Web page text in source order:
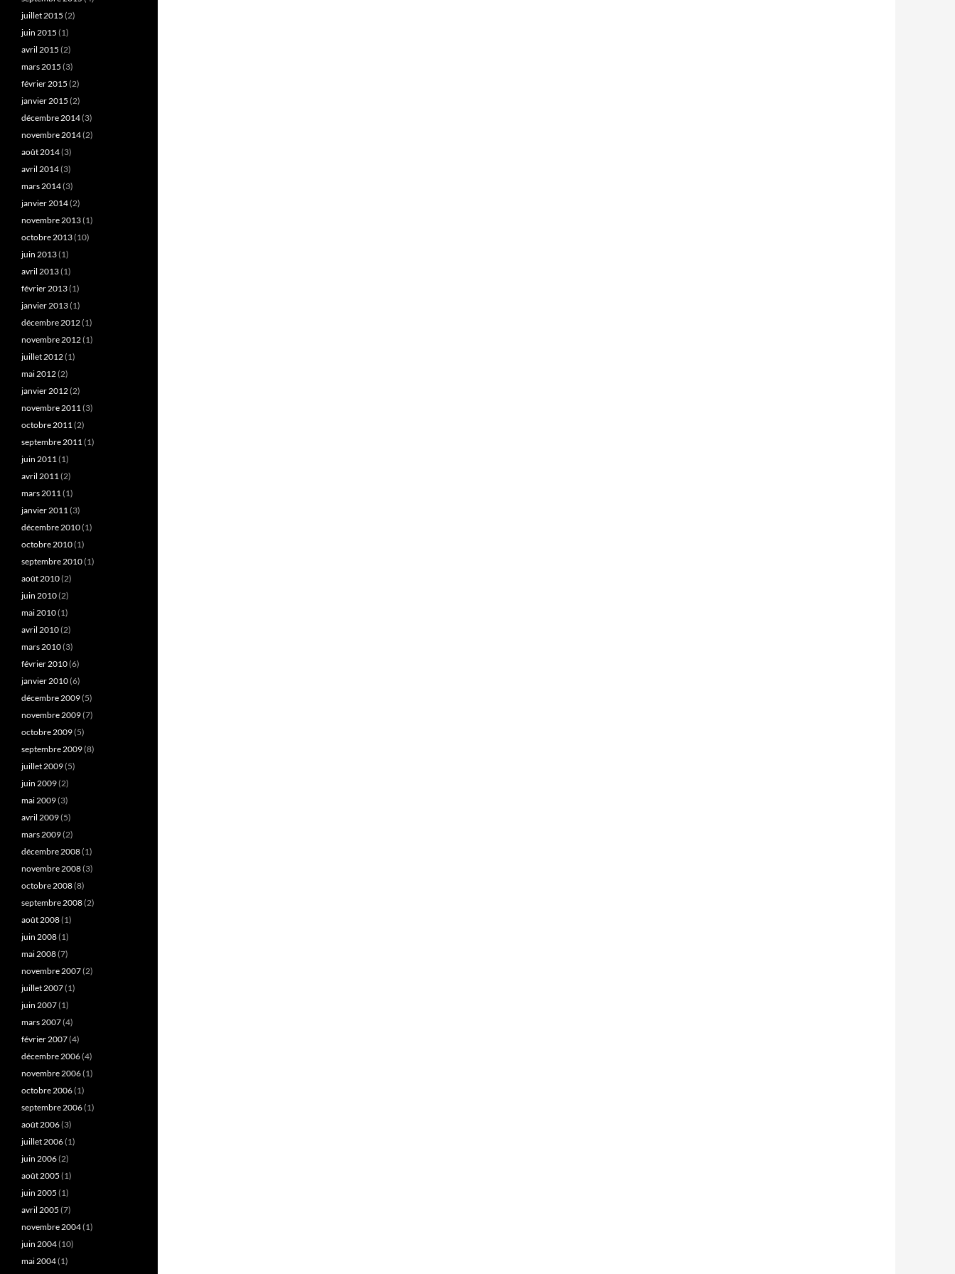
juillet 2015 (2)
juin 2015 (1)
avril 2015 (2)
mars 2015 (3)
février 2015 (2)
janvier 2015 (2)
décembre 2014(3)
novembre 2014(2)
août 2014(3)
avril 2014(3)
mars 2014(3)
janvier 2014(2)
novembre 2013(1)
octobre 2013(10)
juin 2013(1)
avril 2013(1)
février 2013(1)
janvier 2013(1)
décembre 2012(1)
novembre 2012(1)
juillet 2012(1)
mai 2012(2)
janvier 2012(2)
novembre 2011(3)
octobre 2011(2)
septembre 2011(1)
juin 2011(1)
avril 2011(2)
mars 2011(1)
janvier 2011(3)
décembre 2010(1)
octobre 2010(1)
septembre 2010(1)
août 2010(2)
juin 2010(2)
mai 2010(1)
avril 2010(2)
mars 2010(3)
février 2010(6)
janvier 2010(6)
décembre 2009(5)
novembre 2009(7)
octobre 2009(5)
septembre 2009(8)
juillet 2009(5)
juin 2009(2)
mai 2009(3)
avril 2009(5)
mars 2009(2)
décembre 2008(1)
novembre 2008(3)
octobre 2008(8)
septembre 2008(2)
août 2008(1)
juin 2008(1)
mai 2008(7)
novembre 2007(2)
juillet 2007(1)
juin 2007(1)
mars 2007(4)
février 2007(4)
décembre 2006(4)
novembre 2006(1)
octobre 2006(1)
septembre 2006(1)
août 2006(3)
juillet 2006(1)
juin 2006(2)
août 2005 (1)
juin 2005 (1)
avril 2005 (7)
novembre 2004(1)
juin 2004(10)
mai 2004(1)